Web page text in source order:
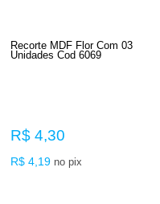
Recorte MDF Flor Com 03
Unidades Cod 6069
R$ 4,30
R$ 4,19 no pix